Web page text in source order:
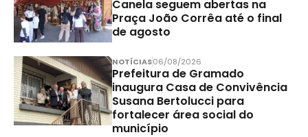
Canela seguem abertas na
Praça João Corrêa até o final
de agosto
NOTÍCIAS06/08/2026
Prefeitura de Gramado
inaugura Casa de Convivência
Susana Bertolucci para
fortalecer área social do
município